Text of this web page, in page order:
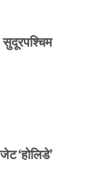
‘होलिडे’